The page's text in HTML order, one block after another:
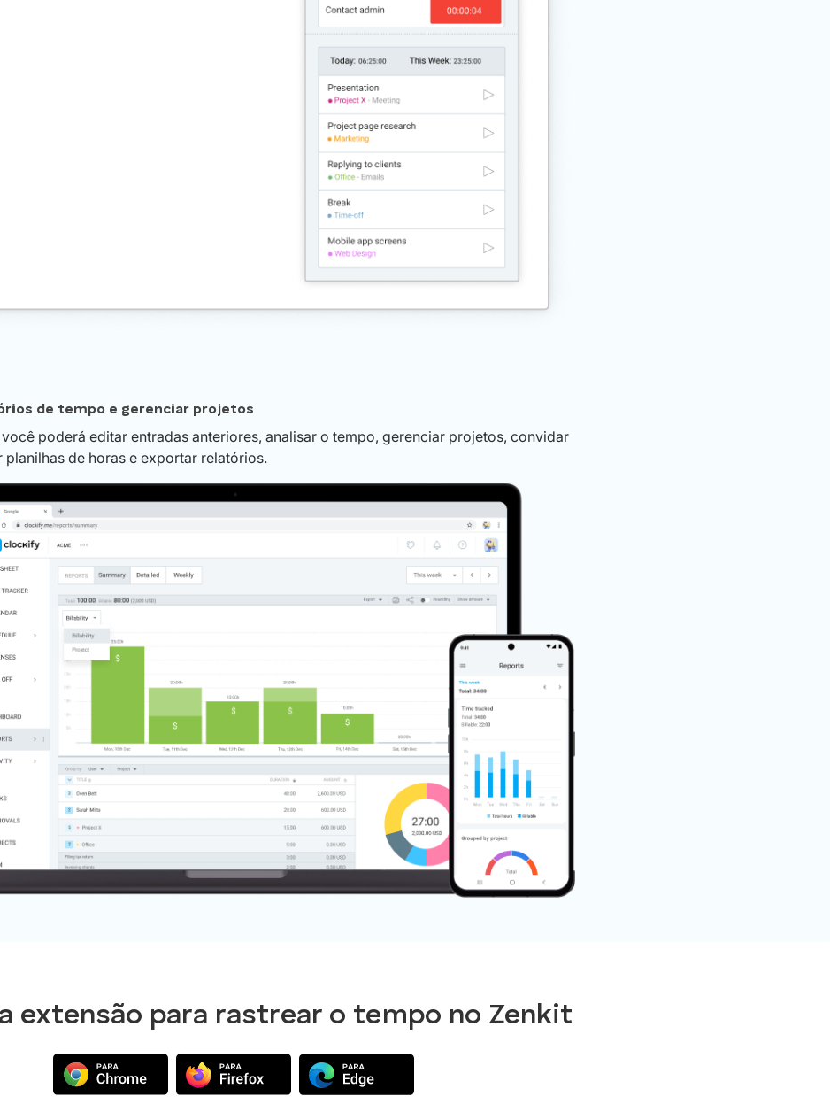
de tempo e gerenciar projetos
você poderá editar entradas anteriores, analisar o tempo, gerenciar projetos, convidar
planilhas de horas e exportar relatórios.
extensão para rastrear o tempo no Zenkit